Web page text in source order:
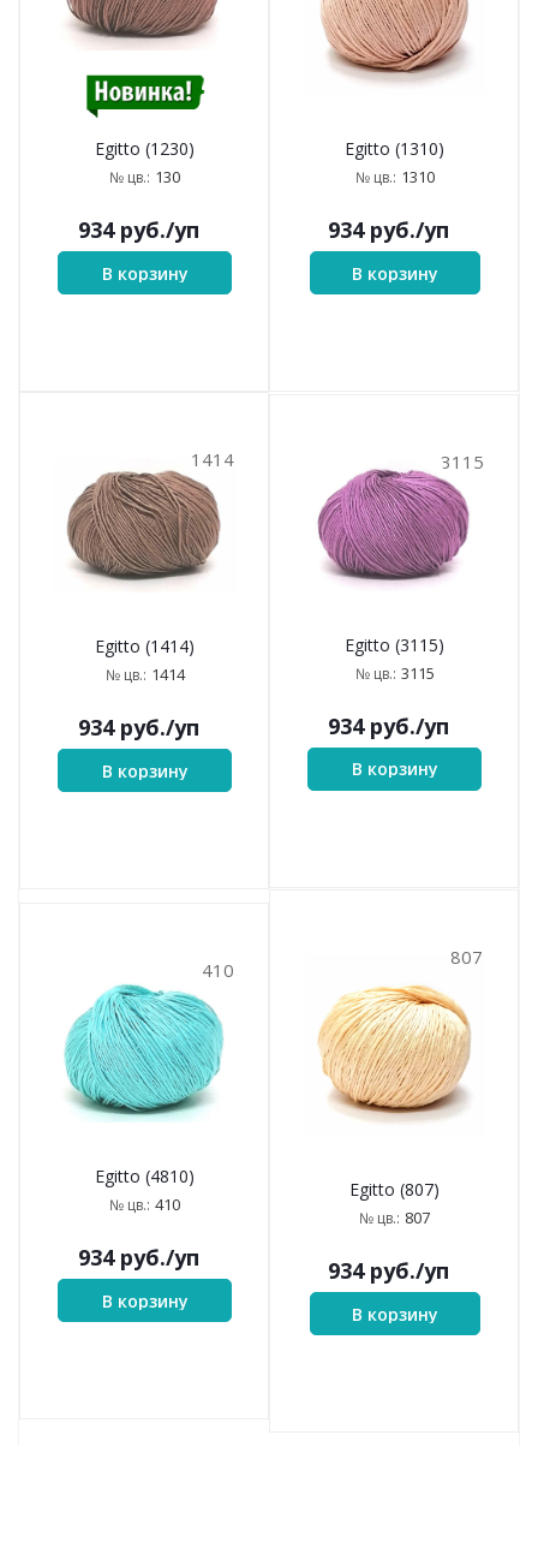
Egitto (1230)
№ цв.: 130
934руб./уп
В корзину
Egitto (1310)
№ цв.: 1310
934руб./уп
В корзину
1414
Egitto (1414)
№ цв.: 1414
934руб./уп
В корзину
3115
Egitto (3115)
№ цв.: 3115
934руб./уп
В корзину
410
Egitto (4810)
№ цв.: 410
934руб./уп
В корзину
807
Egitto (807)
№ цв.: 807
934руб./уп
В корзину